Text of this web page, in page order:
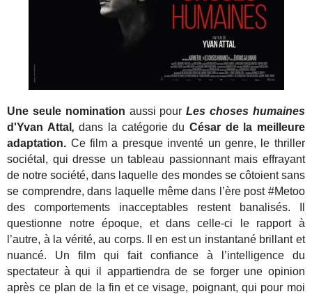
Une seule nomination aussi pourLes choses humaines
d'Yvan Attal , dans la catégorie du César de la meilleure
adaptation. Ce film a presque inventé un genre, le thriller
sociétal, qui dresse un tableau passionnant mais effrayant
de notre société, dans laquelle des mondes se côtoient sans
se comprendre, dans laquelle même dans l’ère post #Metoo
des comportements inacceptables restent banalisés. Il
questionne notre époque, et dans celle-ci le rapport à
l’autre, à la vérité, au corps. Il en est un instantané brillant et
nuancé. Un film qui fait confiance à l’intelligence du
spectateur à qui il appartiendra de se forger une opinion
après ce plan de la fin et ce visage, poignant, qui pour moi